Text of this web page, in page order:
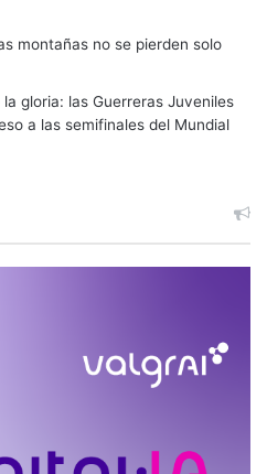
montañas no se pierden solo
gloria: las Guerreras Juveniles
a las semifinales del Mundial